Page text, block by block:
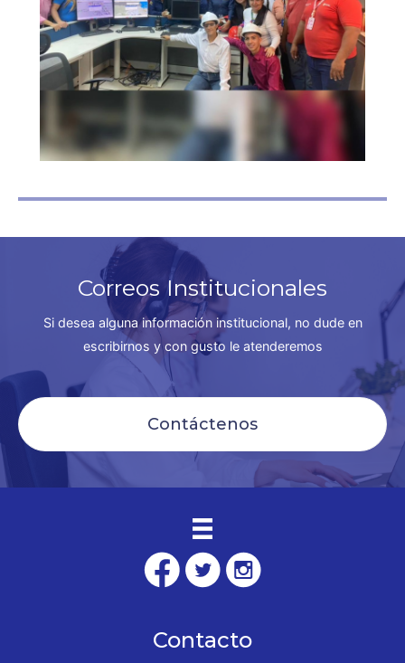
Correos Institucionales
Si desea alguna información institucional, no dude en
escribirnos y con gusto le atenderemos
Contáctenos
Contacto